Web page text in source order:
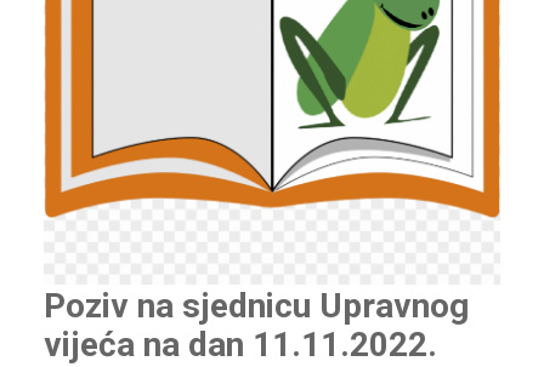
Poziv na sjednicu Upravnog
vijeća na dan 11.11.2022.